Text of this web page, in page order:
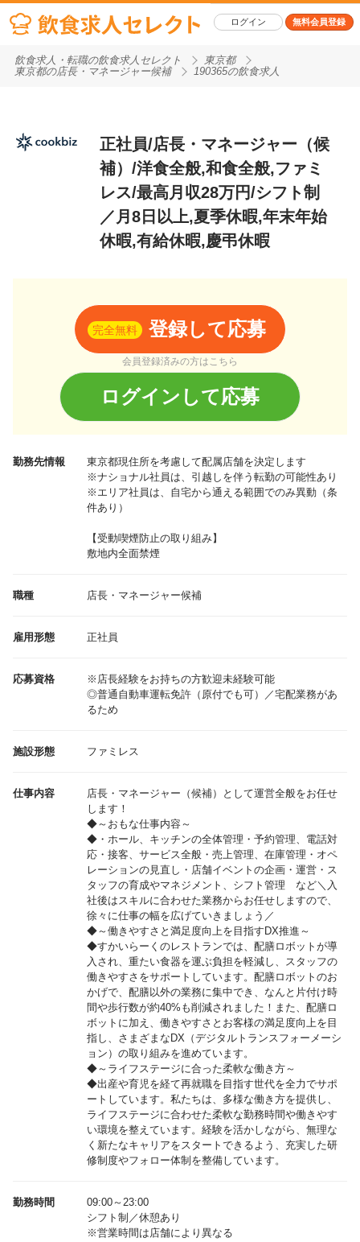
ログイン 無料会員登録
飲食求人・転職の飲食求人セレクト
東京都
東京都の店長・マネージャー候補
190365の飲食求人
正社員/店長・マネージャー（候
補）/洋食全般,和食全般,ファミ
レス/最高月収28万円/シフト制
／月8日以上,夏季休暇,年末年始
休暇,有給休暇,慶弔休暇
完全無料 登録して応募
会員登録済みの方はこちら
ログインして応募
勤務先情報 東京都現住所を考慮して配属店舗を決定します
※ナショナル社員は、引越しを伴う転勤の可能性あり
※エリア社員は、自宅から通える範囲でのみ異動（条
件あり）
【受動喫煙防止の取り組み】
敷地内全面禁煙
職種 店長・マネージャー候補
雇用形態 正社員
応募資格
※店長経験をお持ちの方歓迎未経験可能
◎普通自動車運転免許（原付でも可）／宅配業務があ
るため
施設形態 ファミレス
仕事内容
店長・マネージャー（候補）として運営全般をお任せ
します！
◆～おもな仕事内容～
◆・ホール、キッチンの全体管理・予約管理、電話対
応・接客、サービス全般・売上管理、在庫管理・オペ
レーションの見直し・店舗イベントの企画・運営・ス
タッフの育成やマネジメント、シフト管理 など＼入
社後はスキルに合わせた業務からお任せしますので、
徐々に仕事の幅を広げていきましょう／
◆～働きやすさと満足度向上を目指すDX推進～
◆すかいらーくのレストランでは、配膳ロボットが導
入され、重たい食器を運ぶ負担を軽減し、スタッフの
働きやすさをサポートしています。配膳ロボットのお
かげで、配膳以外の業務に集中でき、なんと片付け時
間や歩行数が約40%も削減されました！また、配膳ロ
ボットに加え、働きやすさとお客様の満足度向上を目
指し、さまざまなDX（デジタルトランスフォーメーシ
ョン）の取り組みを進めています。
◆～ライフステージに合った柔軟な働き方～
◆出産や育児を経て再就職を目指す世代を全力でサポ
ートしています。私たちは、多様な働き方を提供し、
ライフステージに合わせた柔軟な勤務時間や働きやす
い環境を整えています。経験を活かしながら、無理な
く新たなキャリアをスタートできるよう、充実した研
修制度やフォロー体制を整備しています。
勤務時間
09:00～23:00
シフト制／休憩あり
※営業時間は店舗により異なる